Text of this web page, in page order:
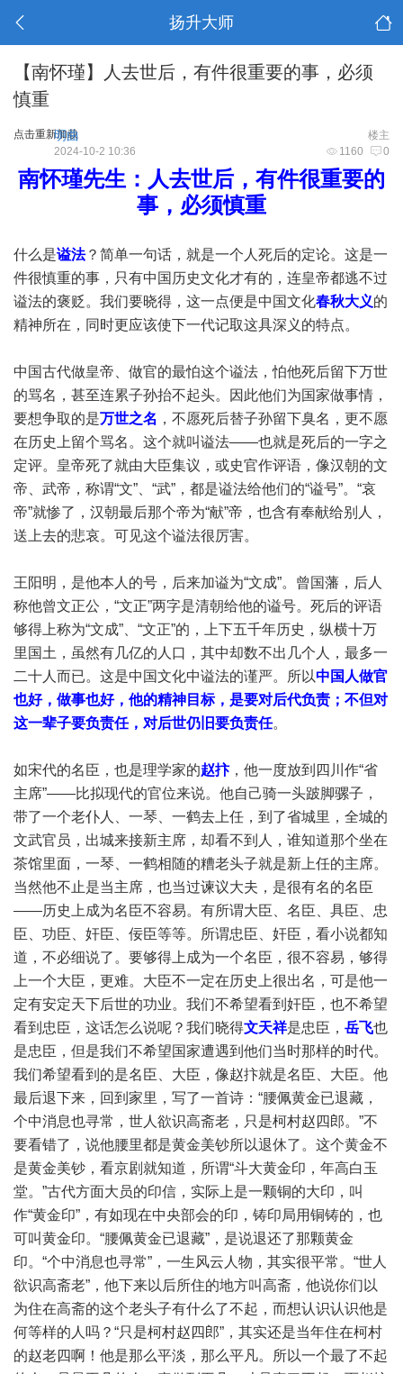
扬升大师
【南怀瑾】人去世后，有件很重要的事，必须
慎重
点击重新加载 楼主
明曲
1160 0
2024-10-2 10:36
南怀瑾先生：人去世后，有件很重要的
事，必须慎重
什么是谥法？简单一句话，就是一个人死后的定论。这是一
件很慎重的事，只有中国历史文化才有的，连皇帝都逃不过
谥法的褒贬。我们要晓得，这一点便是中国文化春秋大义的
精神所在，同时更应该使下一代记取这具深义的特点。
中国古代做皇帝、做官的最怕这个谥法，怕他死后留下万世
的骂名，甚至连累子孙抬不起头。因此他们为国家做事情，
要想争取的是万世之名 ，不愿死后替子孙留下臭名，更不愿
在历史上留个骂名。这个就叫谥法——也就是死后的一字之
定评。皇帝死了就由大臣集议，或史官作评语，像汉朝的文
帝、武帝，称谓“文”、“武”，都是谥法给他们的“谥号”。“哀
帝”就惨了，汉朝最后那个帝为“献”帝，也含有奉献给别人，
送上去的悲哀。可见这个谥法很厉害。
王阳明，是他本人的号，后来加谥为“文成”。曾国藩，后人
称他曾文正公，“文正”两字是清朝给他的谥号。死后的评语
够得上称为“文成”、“文正”的，上下五千年历史，纵横十万
里国土，虽然有几亿的人口，其中却数不出几个人，最多一
二十人而已。这是中国文化中谥法的谨严。所以中国人做官
也好，做事也好，他的精神目标，是要对后代负责；不但对
这一辈子要负责任，对后世仍旧要负责任。
如宋代的名臣，也是理学家的赵抃，他一度放到四川作“省
主席”——比拟现代的官位来说。他自己骑一头跛脚骡子，
带了一个老仆人、一琴、一鹤去上任，到了省城里，全城的
文武官员，出城来接新主席，却看不到人，谁知道那个坐在
茶馆里面，一琴、一鹤相随的糟老头子就是新上任的主席。
当然他不止是当主席，也当过谏议大夫，是很有名的名臣
——历史上成为名臣不容易。有所谓大臣、名臣、具臣、忠
臣、功臣、奸臣、佞臣等等。所谓忠臣、奸臣，看小说都知
道，不必细说了。要够得上成为一个名臣，很不容易，够得
上一个大臣，更难。大臣不一定在历史上很出名，可是他一
定有安定天下后世的功业。我们不希望看到奸臣，也不希望
看到忠臣，这话怎么说呢？我们晓得文天祥是忠臣， 岳飞也
是忠臣，但是我们不希望国家遭遇到他们当时那样的时代。
我们希望看到的是名臣、大臣，像赵抃就是名臣、大臣。他
最后退下来，回到家里，写了一首诗：“腰佩黄金已退藏，
个中消息也寻常，世人欲识高斋老，只是柯村赵四郎。”不
要看错了，说他腰里都是黄金美钞所以退休了。这个黄金不
是黄金美钞，看京剧就知道，所谓“斗大黄金印，年高白玉
堂。”古代方面大员的印信，实际上是一颗铜的大印，叫
作“黄金印”，有如现在中央部会的印，铸印局用铜铸的，也
可叫黄金印。“腰佩黄金已退藏”，是说退还了那颗黄金
印。“个中消息也寻常”，一生风云人物，其实很平常。“世人
欲识高斋老”，他下来以后所住的地方叫高斋，他说你们以
为住在高斋的这个老头子有什么了不起，而想认识认识他是
何等样的人吗？“只是柯村赵四郎”，其实还是当年住在柯村
的赵老四啊！他是那么平淡，那么平凡。所以一个最了不起